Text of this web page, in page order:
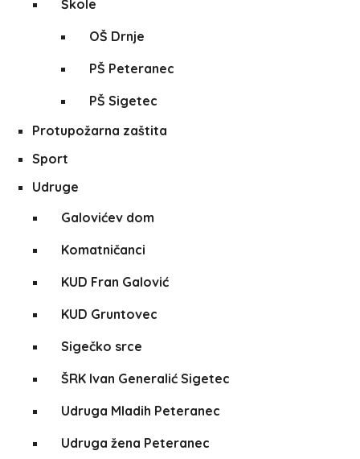
Škole
OŠ Drnje
PŠ Peteranec
PŠ Sigetec
Protupožarna zaštita
Sport
Udruge
Galovićev dom
Komatničanci
KUD Fran Galović
KUD Gruntovec
Sigečko srce
ŠRK Ivan Generalić Sigetec
Udruga Mladih Peteranec
Udruga žena Peteranec